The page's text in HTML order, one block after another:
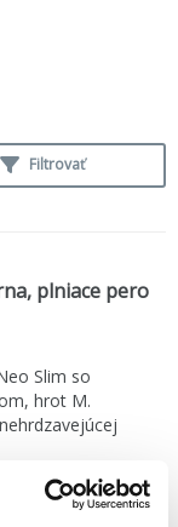
Filtrovať
plniace pero
Slim so
hrot M.